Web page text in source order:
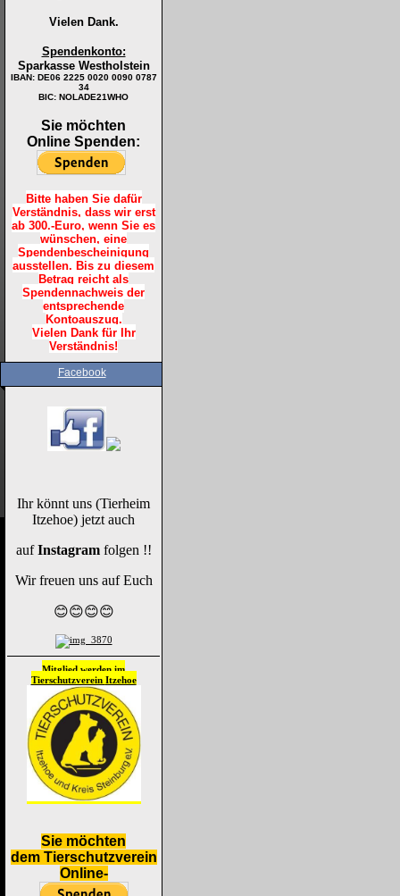
Vielen Dank.
Spendenkonto:
Sparkasse Westholstein
IBAN: DE06 2225 0020 0090 0787
34
BIC: NOLADE21WHO
Sie möchten
Online Spenden:
Bitte haben Sie dafür
Verständnis, dass wir erst
ab 300.-Euro, wenn Sie es
wünschen, eine
Spendenbescheinigung
ausstellen. Bis zu diesem
Betrag reicht als
Spendennachweis der
entsprechende
Kontoauszug.
Vielen Dank für Ihr
Verständnis!
Facebook
Ihr könnt uns (Tierheim
Itzehoe) jetzt auch
aufInstagramfolgen !!
Wir freuen uns auf Euch
😊😊😊😊
Mitglied werden im
Tierschutzverein Itzehoe
Sie möchten
dem Tierschutzverein
Online-